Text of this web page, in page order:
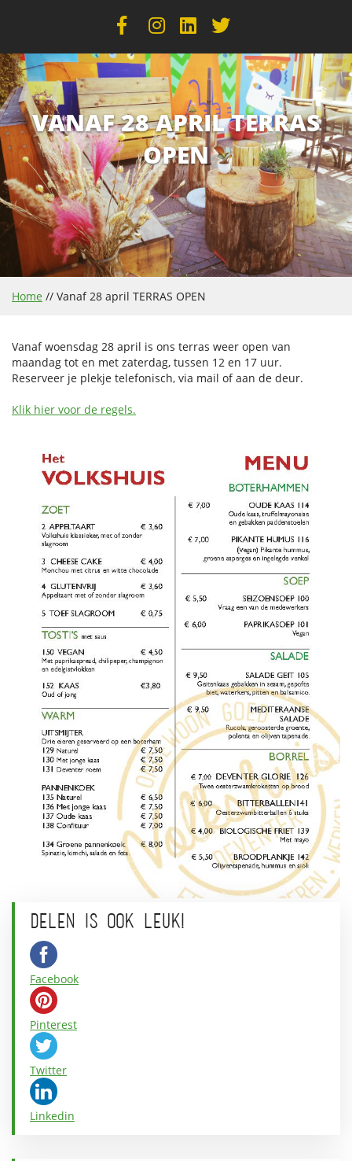
VANAF 28 APRIL TERRAS
OPEN
Home // Vanaf 28 april TERRAS OPEN
Vanaf woensdag 28 april is ons terras weer open van
maandag tot en met zaterdag, tussen 12 en 17 uur.
Reserveer je plekje telefonisch, via mail of aan de deur.
Klik hier voor de regels.
DELEN IS OOK LEUK!
Facebook
Pinterest
Twitter
Linkedin